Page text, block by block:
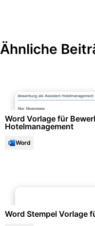
Ähnliche
Word Vorlage für
Hotelmanagement
Word
Word Stempel Vorlage